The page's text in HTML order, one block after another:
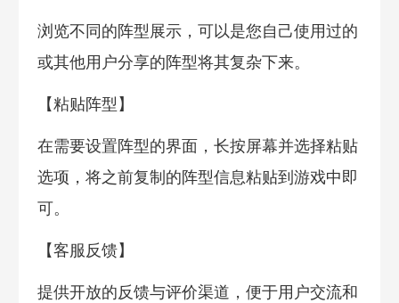
浏览不同的阵型展示，可以是您自己使用过的
或其他用户分享的阵型将其复杂下来。
【粘贴阵型】
在需要设置阵型的界面，长按屏幕并选择粘贴
选项，将之前复制的阵型信息粘贴到游戏中即
可。
【客服反馈】
提供开放的反馈与评价渠道，便于用户交流和